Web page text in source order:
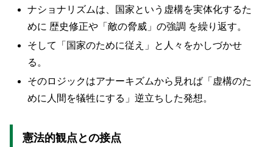
ナショナリズムは、国家という虚構を実体化するた
めに 歴史修正や「敵の脅威」の強調 を繰り返す。
そして「国家のために従え」と人々をかしづかせ
る。
そのロジックはアナーキズムから見れば「虚構のた
めに人間を犠牲にする」逆立ちした発想。
憲法的観点との接点